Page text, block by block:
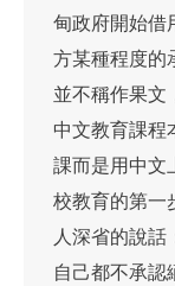
甸政府開始借
方某種程度的
並不稱作果文
中文教育課程
課而是用中文
校教育的第一
人深省的說
自己都不承認